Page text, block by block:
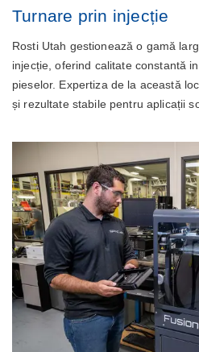
Turnare prin injecție
Rosti Utah gestionează o gamă
injecție, oferind calitate constantă
pieselor. Expertiza de la această
și rezultate stabile pentru aplicații